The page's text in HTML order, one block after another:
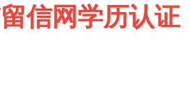
信网学历认证